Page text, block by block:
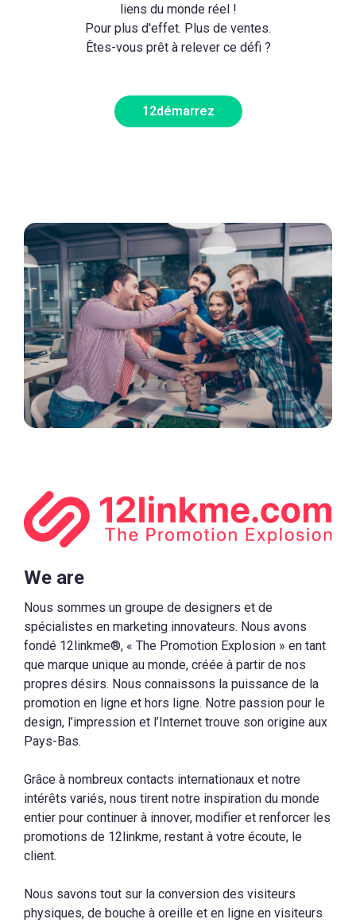
liens du monde réel !
Pour plus d'effet. Plus de ventes.
Êtes-vous prêt à relever ce défi ?
12démarrez
We are
Nous sommes un groupe de designers et de
spécialistes en marketing innovateurs. Nous avons
fondé 12linkme®, « The Promotion Explosion » en tant
que marque unique au monde, créée à partir de nos
propres désirs. Nous connaissons la puissance de la
promotion en ligne et hors ligne. Notre passion pour le
design, l’impression et l’Internet trouve son origine aux
Pays-Bas.
Grâce à nombreux contacts internationaux et notre
intérêts variés, nous tirent notre inspiration du monde
entier pour continuer à innover, modifier et renforcer les
promotions de 12linkme, restant à votre écoute, le
client.
Nous savons tout sur la conversion des visiteurs
physiques, de bouche à oreille et en ligne en visiteurs